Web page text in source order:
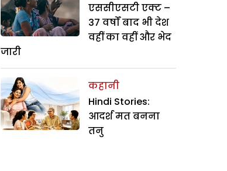
एससीएसटी एक्ट –
37 वर्षों बाद भी देश
वहीं का वहीं और भेद
जारी
कहानी
Hindi Stories:
आदर्श मत बनना
तनु